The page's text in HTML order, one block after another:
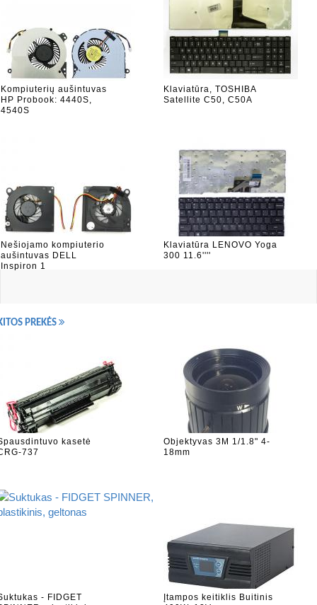
Kompiuterių aušintuvas
HP Probook: 4440S,
4540S
Klaviatūra, TOSHIBA
Satellite C50, C50A
Nešiojamo kompiuterio
aušintuvas DELL
Inspiron 1
Klaviatūra LENOVO Yoga
300 11.6''''
PREKĖS
kasetė
737
Objektyvas 3M 1/1.8" 4-
18mm
- FIDGET
Įtampos keitiklis Buitinis